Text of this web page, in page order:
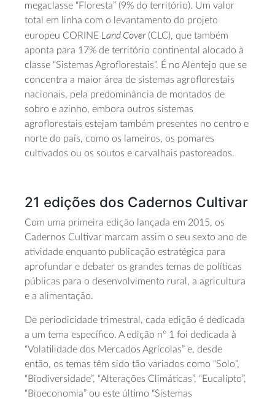
megaclasse “Floresta” (9% do território). Um valor
total em linha com o levantamento do projeto
europeu CORINE Land Cover(CLC), que também
aponta para 17% de território continental alocado à
classe “Sistemas Agroflorestais”. É no Alentejo que se
concentra a maior área de sistemas agroflorestais
nacionais, pela predominância de montados de
sobro e azinho, embora outros sistemas
agroflorestais estejam também presentes no centro e
norte do país, como os lameiros, os pomares
cultivados ou os soutos e carvalhais pastoreados.
21 edições dos Cadernos Cultivar
Com uma primeira edição lançada em 2015, os
Cadernos Cultivar marcam assim o seu sexto ano de
atividade enquanto publicação estratégica para
aprofundar e debater os grandes temas de políticas
públicas para o desenvolvimento rural, a agricultura
e a alimentação.
De periodicidade trimestral, cada edição é dedicada
a um tema específico. A edição nº 1 foi dedicada à
“Volatilidade dos Mercados Agrícolas” e, desde
então, os temas têm sido tão variados como “Solo”,
“Biodiversidade”, “Alterações Climáticas”, “Eucalipto”,
“Bioeconomia” ou este último “Sistemas